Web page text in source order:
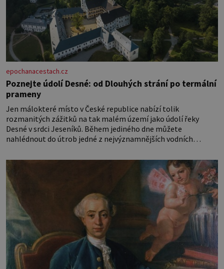
epochanacestach.cz
Poznejte údolí Desné: od Dlouhých strání po termální
prameny
Jen málokteré místo v České republice nabízí tolik
rozmanitých zážitků na tak malém území jako údolí řeky
Desné v srdci Jeseníků. Během jediného dne můžete
nahlédnout do útrob jedné z nejvýznamnějších vodních
koloběžce a den zakončit poznáváním památek ve Velkých
Losinách nebo v termálním